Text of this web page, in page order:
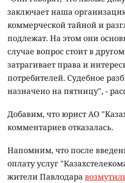
заключает наша
коммерческой тайной и
подлежат. На этом они
случае вопрос стоит в
затрагивает права и
потребителей. Судебное
назначено на пятницу", -
Добавим, что юрист АО
комментариев отказалась.
Напомним, что после
оплату услуг
жители Павлодара